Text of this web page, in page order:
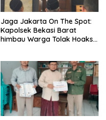
Jaga Jakarta On The Spot:
Kapolsek Bekasi Barat
himbau Warga Tolak Hoaks